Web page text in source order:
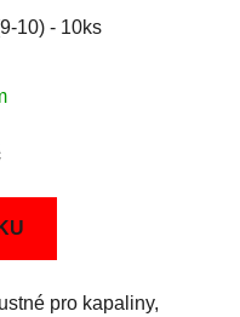
10) - 10ks
pro kapaliny,